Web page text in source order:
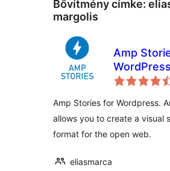
Bővítmény címke:
margolis
Amp
WordPress
Amp Stories for Wordpress.
allows you to create a visual
format for the open web.
eliasmarca